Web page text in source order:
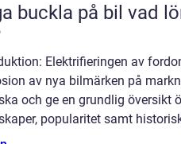
på bil vad lönar sig och hur går det
Elektrifieringen av
av nya bilmärken på
och ge en grundlig översikt
popularitet samt